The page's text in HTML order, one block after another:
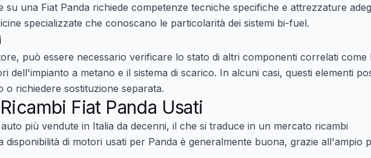
su una Fiat Panda richiede competenze tecniche specifiche e attrezzature
specializzate che conoscano le particolarità dei sistemi bi-fuel.
può essere necessario verificare lo stato di altri componenti correlati come
dell'impianto a metano e il sistema di scarico. In alcuni casi, questi elementi
o richiedere sostituzione separata.
Fiat Panda Usati
più vendute in Italia da decenni, il che si traduce in un mercato ricambi
disponibilità di motori usati per Panda è generalmente buona, grazie all'ampio